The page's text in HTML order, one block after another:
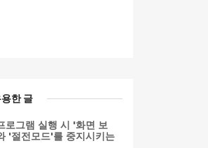
용한 글
로그램 실행 시 '화면 보
'절전모드'를 중지시키는